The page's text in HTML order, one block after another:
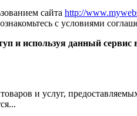
сайта http://
с условиями
и используя данный
и услуг,